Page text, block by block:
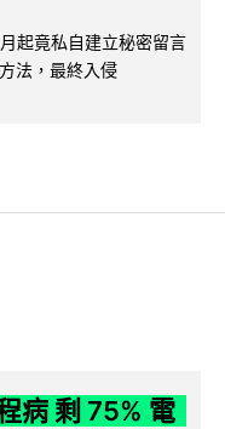
起竟私自建立秘密留言
法，最終入侵
病 剩 75% 電